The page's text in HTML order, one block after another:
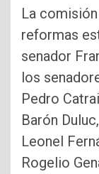
La
reformas
senador
los
Pedro
Barón
Leonel
Rogelio